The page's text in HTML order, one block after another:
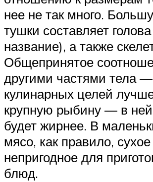
нее не так много.
тушки составляет
название), а также
Общепринятое
другими частями тела
кулинарных целей
крупную рыбину — в
будет жирнее. В
мясо, как правило,
непригодное для
блюд.